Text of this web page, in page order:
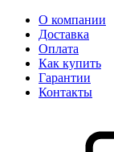
О компании
Доставка
Оплата
Как купить
Гарантии
Контакты